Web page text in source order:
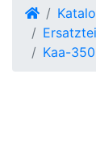
Kaa-